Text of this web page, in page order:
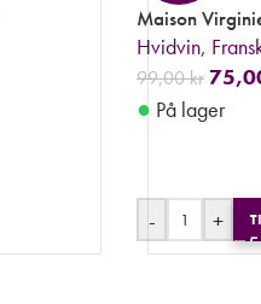
Maison
Hvidvin,
99,00kr
● På lager
- +